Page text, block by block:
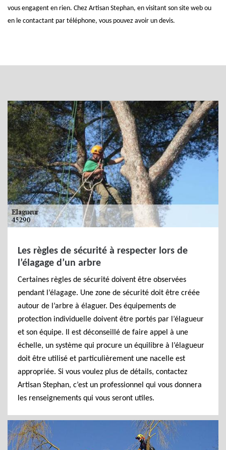
vous engagent en rien. Chez Artisan Stephan, en visitant son site web ou
en le contactant par téléphone, vous pouvez avoir un devis.
Les règles de sécurité à respecter lors de
l’élagage d’un arbre
Certaines règles de sécurité doivent être observées
pendant l’élagage. Une zone de sécurité doit être créée
autour de l’arbre à élaguer. Des équipements de
protection individuelle doivent être portés par l’élagueur
et son équipe. Il est déconseillé de faire appel à une
échelle, un système qui procure un équilibre à l’élagueur
doit être utilisé et particulièrement une nacelle est
appropriée. Si vous voulez plus de détails, contactez
Artisan Stephan, c’est un professionnel qui vous donnera
les renseignements qui vous seront utiles.